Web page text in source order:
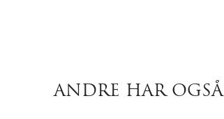
ANDRE HAR OGSÅ